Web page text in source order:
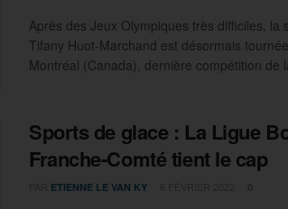
Après des Jeux Olympiques très difficiles, la
Tifany Huot-Marchand est désormais
Montréal (Canada), dernière compétition de
Sports de glace : La Ligue
Franche-Comté tient le cap
ETIENNE LE VAN KY